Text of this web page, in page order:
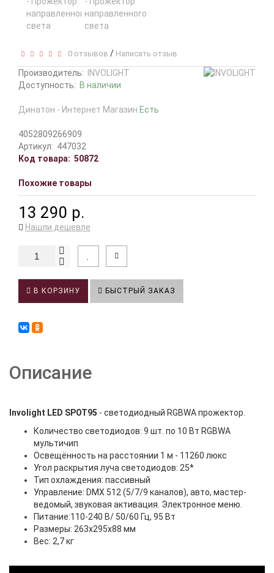
0 отзывов / Написать отзыв
Производитель:
INVOLIGHT
Доступность: В наличии
Динатон - Интернет Магазин Есть
4052809266909
Артикул: 447032
Код товара: 50872
Похожие товары
13 290 р.
Нашли дешевле
В КОРЗИНУ БЫСТРЫЙ ЗАКАЗ
Описание
Involight LED SPOT95 - светодиодный RGBWA прожектор.
Количество светодиодов: 9 шт. по 10 Вт RGBWA
мультичип
Освещённость на расстоянии 1 м - 11260 люкс
Угол раскрытия луча светодиодов: 25*
Тип охлаждения: пассивный
Управление: DMX 512 (5/7/9 каналов), авто, мастер-
ведомый, звуковая активация. Электронное меню.
Питание:110-240 В/ 50/60 Гц, 95 Вт
Размеры: 263х295х88 мм
Вес: 2,7 кг